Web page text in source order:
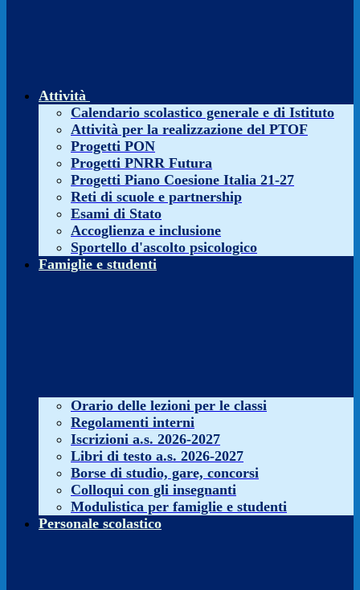
Attività
Calendario scolastico generale e di Istituto
Attività per la realizzazione del PTOF
Progetti PON
Progetti PNRR Futura
Progetti Piano Coesione Italia 21-27
Reti di scuole e partnership
Esami di Stato
Accoglienza e inclusione
Sportello d'ascolto psicologico
Famiglie e studenti
Orario delle lezioni per le classi
Regolamenti interni
Iscrizioni a.s. 2026-2027
Libri di testo a.s. 2026-2027
Borse di studio, gare, concorsi
Colloqui con gli insegnanti
Modulistica per famiglie e studenti
Personale scolastico